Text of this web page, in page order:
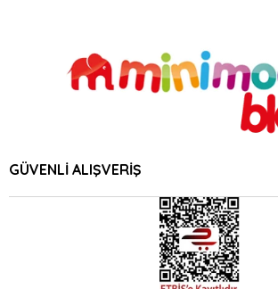
GÜVENLİ ALIŞVERİŞ